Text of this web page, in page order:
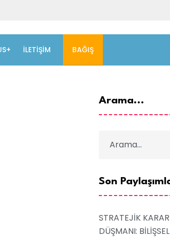
İLETIŞIM BAĞIŞ
Arama...
Son
STRATEJİK
DÜŞMANI: